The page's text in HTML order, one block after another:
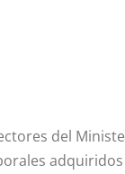
del